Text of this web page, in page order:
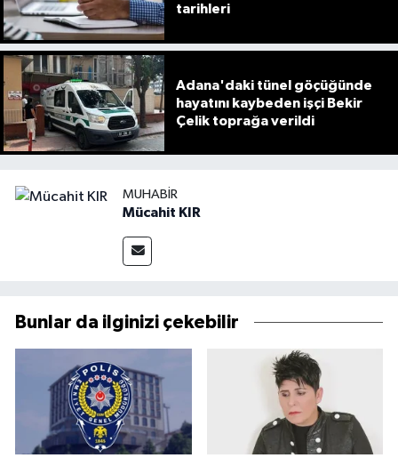
tarihleri
Adana'daki tünel göçüğünde
hayatını kaybeden işçi Bekir
Çelik toprağa verildi
MUHABIR
Mücahit KIR
Bunlar da ilginizi çekebilir